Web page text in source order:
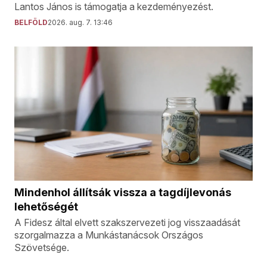
Lantos János is támogatja a kezdeményezést.
BELFÖLD2026. aug. 7. 13:46
Mindenhol állítsák vissza a tagdíjlevonás
lehetőségét
A Fidesz által elvett szakszervezeti jog visszaadását
szorgalmazza a Munkástanácsok Országos
Szövetsége.